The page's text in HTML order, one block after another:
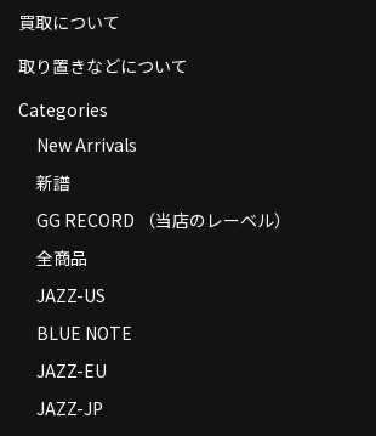
返品
Privacy Policy
特定商取引法に基づく表示
買取について
取り置きなどについて
Categories
New Arrivals
新譜
GG RECORD （当店のレーベル）
全商品
JAZZ-US
BLUE NOTE
JAZZ-EU
JAZZ-JP